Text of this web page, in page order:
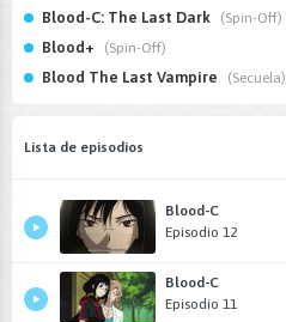
Blood-C: The Last Dark (Spin-Off)
Blood+ (Spin-Off)
Blood The Last Vampire (Secuela)
Lista de episodios
Blood-C
Episodio 12
Blood-C
Episodio 11